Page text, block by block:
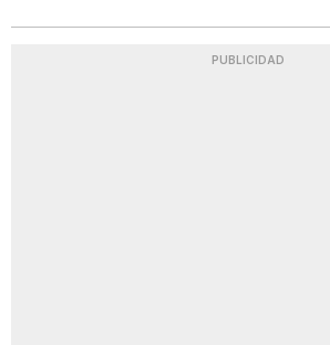
PUBLICIDAD